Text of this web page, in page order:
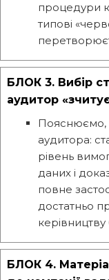
процедури
типові
БЛОК 3. Вибір
аудитор
Пояснюємо,
аудитора:
рівень
даних і
повне
достатньо
БЛОК 4.